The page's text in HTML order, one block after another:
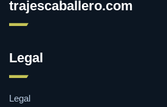
trajescaballero.com
Legal
Legal